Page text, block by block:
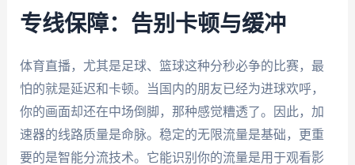
专线保障：告别卡顿与缓冲
体育直播，尤其是足球、篮球这种分秒必争的比赛，最
怕的就是延迟和卡顿。当国内的朋友已经为进球欢呼，
你的画面却还在中场倒脚，那种感觉糟透了。因此，加
速器的线路质量是命脉。稳定的无限流量是基础，更重
要的是智能分流技术。它能识别你的流量是用于观看影